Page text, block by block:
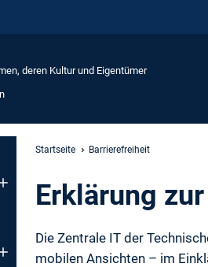
deren Kultur und Eigentümer
Startseite Barrierefreiheit
Erklärung
Die Zentrale IT der
mobilen Ansichten – im